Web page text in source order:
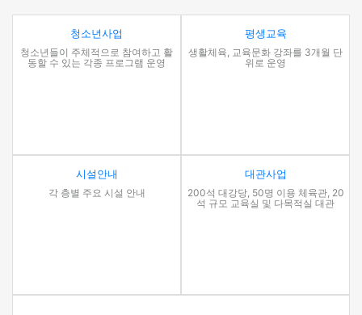
청소년사업
청소년들이 주체적으로 참여하고 활
동할 수 있는 각종 프로그램 운영
평생교육
생활체육, 교육문화 강좌를 3개월 단
위로 운영
시설안내
각 층별 주요 시설 안내
대관사업
200석 대강당, 50명 이용 체육관, 20
석 규모 교육실 및 다목적실 대관